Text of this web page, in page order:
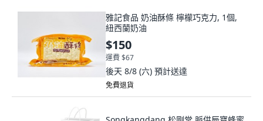
雅記食品 奶油酥條 檸檬巧克力, 1個,
紐西蘭奶油
$150
運費 $67
後天 8/8 (六) 預計送達
免費退貨